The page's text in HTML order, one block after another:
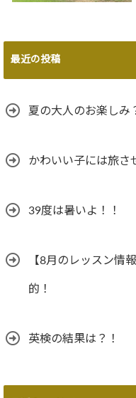
最近の投稿
夏の大人のお楽しみ
かわいい子には旅さ
39度は暑いよ！！
【8月のレッスン情
的！
英検の結果は？！